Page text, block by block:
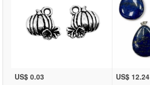
US$ 0.03 US$ 12.24